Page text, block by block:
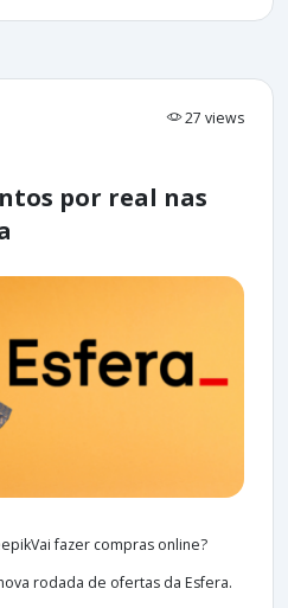
27 views
por real nas
fazer compras online?
rodada de ofertas da Esfera.